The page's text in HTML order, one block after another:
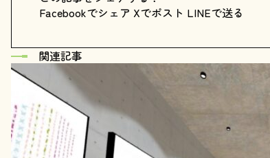
Facebookでシェア Xでポスト LINEで送る
関連記事